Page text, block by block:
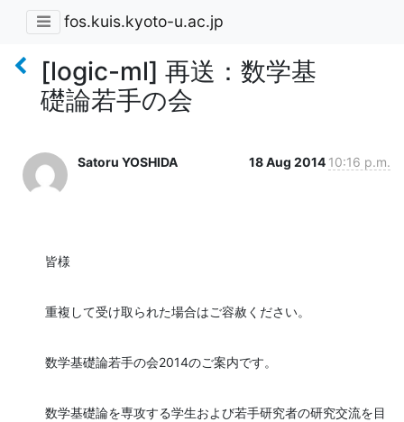
fos.kuis.kyoto-u.ac.jp
[logic-ml] 再送：数学基
礎論若手の会
Satoru YOSHIDA 18 Aug 2014 10:16 p.m.
皆様
重複して受け取られた場合はご容赦ください。
数学基礎論若手の会2014のご案内です。
数学基礎論を専攻する学生および若手研究者の研究交流を目